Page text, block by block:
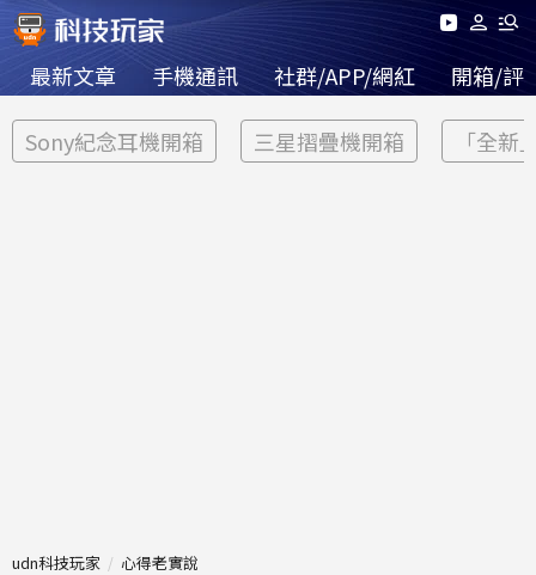
最新文章 手機通訊 社群/APP/網紅 開箱/評
Sony紀念耳機開箱 三星摺疊機開箱 「全新
udn科技玩家 心得老實說